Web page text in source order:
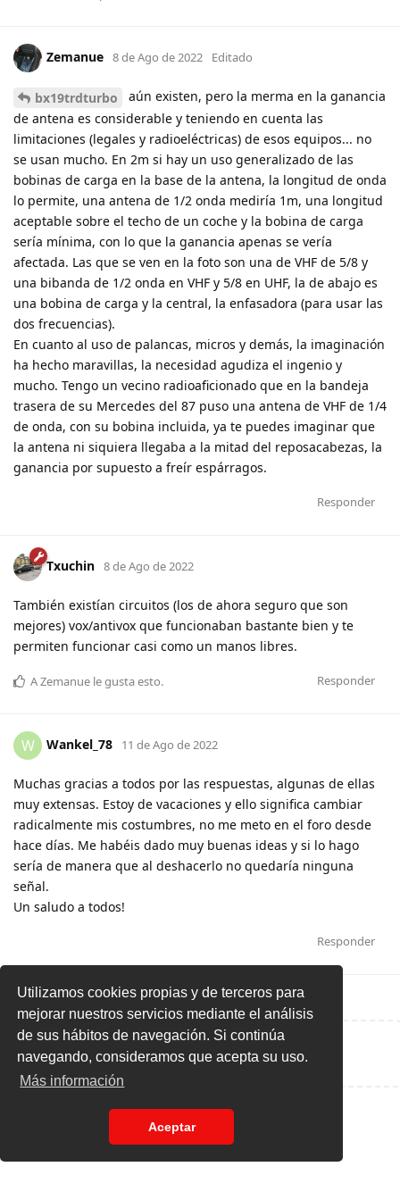
Utilizamos cookies propias y de terceros para
mejorar nuestros servicios mediante el análisis
de sus hábitos de navegación. Si continúa
navegando, consideramos que acepta su uso.
Más información
Aceptar
Zemanue 8 de Ago de 2022 Editado
bx19trdturbo
aún existen, pero la merma en la ganancia
de antena es considerable y teniendo en cuenta las
limitaciones (legales y radioeléctricas) de esos equipos... no
se usan mucho. En 2m si hay un uso generalizado de las
bobinas de carga en la base de la antena, la longitud de onda
lo permite, una antena de 1/2 onda mediría 1m, una longitud
aceptable sobre el techo de un coche y la bobina de carga
sería mínima, con lo que la ganancia apenas se vería
afectada. Las que se ven en la foto son una de VHF de 5/8 y
una bibanda de 1/2 onda en VHF y 5/8 en UHF, la de abajo es
una bobina de carga y la central, la enfasadora (para usar las
dos frecuencias).
En cuanto al uso de palancas, micros y demás, la imaginación
ha hecho maravillas, la necesidad agudiza el ingenio y
mucho. Tengo un vecino radioaficionado que en la bandeja
trasera de su Mercedes del 87 puso una antena de VHF de 1/4
de onda, con su bobina incluida, ya te puedes imaginar que
la antena ni siquiera llegaba a la mitad del reposacabezas, la
ganancia por supuesto a freír espárragos.
Responder
Txuchin 8 de Ago de 2022
También existían circuitos (los de ahora seguro que son
mejores) vox/antivox que funcionaban bastante bien y te
permiten funcionar casi como un manos libres.
Responder
AZemanue le gusta esto.
W Wankel_78 11 de Ago de 2022
Muchas gracias a todos por las respuestas, algunas de ellas
muy extensas. Estoy de vacaciones y ello significa cambiar
radicalmente mis costumbres, no me meto en el foro desde
hace días. Me habéis dado muy buenas ideas y si lo hago
sería de manera que al deshacerlo no quedaría ninguna
señal.
Un saludo a todos!
Responder
Escribe una respuesta...